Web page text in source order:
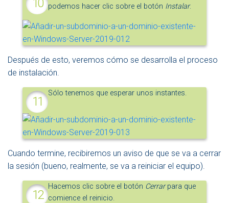
podemos hacer clic sobre el botón Instalar.
Después de esto, veremos cómo se desarrolla el proceso
de instalación.
Sólo tenemos que esperar unos instantes.
Cuando termine, recibiremos un aviso de que se va a cerrar
la sesión (bueno, realmente, se va a reiniciar el equipo).
Hacemos clic sobre el botón Cerrarpara que
comience el reinicio.